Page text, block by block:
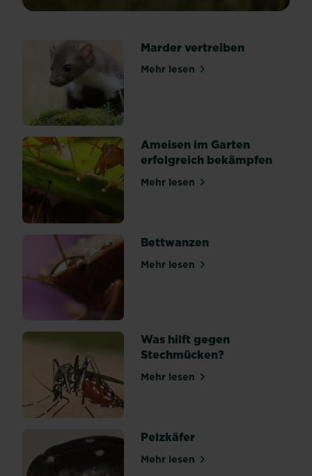
Fraß-
und
Grabtätigkeit
erhebliche
Schäden
im
Garten
anrichten.
Merkmale
Aus
Familie
Wühlmäuse,
die
mehr
150
umfasst,
tritt
bei
uns
vor
Marder vertreiben
Mehr lesenüber Marder vertreiben
Ameisen im Garten
erfolgreich bekämpfen
Mehr lesenüber Ameisen im Garten
Bettwanzen
Mehr lesenüber Bettwanzen
Was hilft gegen
Stechmücken?
Mehr lesenüber Was hilft gegen
Pelzkäfer
Mehr lesenüber Pelzkäfer